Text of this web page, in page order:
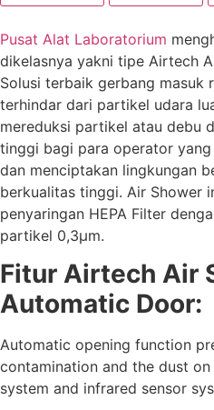
Pusat Alat Laboratorium
dikelasnya yakni tipe Airtech
Solusi terbaik gerbang masuk
terhindar dari partikel udara
mereduksi partikel atau debu
tinggi bagi para operator
dan menciptakan lingkungan
berkualitas tinggi. Air Shower
penyaringan HEPA Filter
partikel 0,3μm.
Fitur Airtech Air
Automatic Door:
Automatic opening function
contamination and the dust
system and infrared sensor